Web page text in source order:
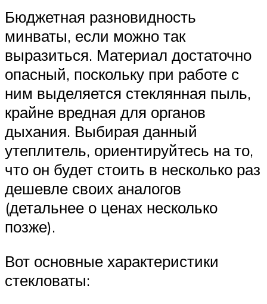
Бюджетная разновидность
минваты, если можно так
выразиться. Материал достаточно
опасный, поскольку при работе с
ним выделяется стеклянная пыль,
крайне вредная для органов
дыхания. Выбирая данный
утеплитель, ориентируйтесь на то,
что он будет стоить в несколько раз
дешевле своих аналогов
(детальнее о ценах несколько
позже).
Вот основные характеристики
стекловаты: